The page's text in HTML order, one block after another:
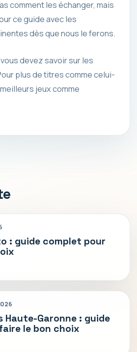
comment les échanger, mais
ce guide avec les
dès que nous le ferons.
devez savoir sur les
plus de titres comme celui-
jeux comme
: guide complet pour
Haute-Garonne : guide
le bon choix